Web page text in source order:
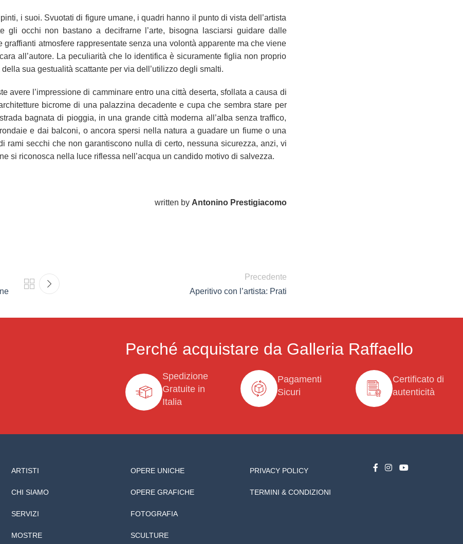
i suoi. Svuotati di figure umane, i quadri hanno il punto di vista dell’artista
gli occhi non bastano a decifrarne l’arte, bisogna lasciarsi guidare dalle
atmosfere rappresentate senza una volontà apparente ma che viene
all’autore. La peculiarità che lo identifica è sicuramente figlia non proprio
sua gestualità scattante per via dell’utilizzo degli smalti.
avere l’impressione di camminare entro una città deserta, sfollata a causa di
bicrome di una palazzina decadente e cupa che sembra stare per
bagnata di pioggia, in una grande città moderna all’alba senza traffico,
e dai balconi, o ancora spersi nella natura a guadare un fiume o una
secchi che non garantiscono nulla di certo, nessuna sicurezza, anzi, vi
si riconosca nella luce riflessa nell’acqua un candido motivo di salvezza.
written by Antonino Prestigiacomo
Precedente
Aperitivo con l’artista: Prati
Perché acquistare da Galleria Raffaello
Spedizione
Gratuite in
Italia
Pagamenti
Sicuri
Certificato di
autenticità
ARTISTI
CHI SIAMO
SERVIZI
MOSTRE
OPERE UNICHE
OPERE GRAFICHE
FOTOGRAFIA
SCULTURE
PRIVACY POLICY
TERMINI & CONDIZIONI